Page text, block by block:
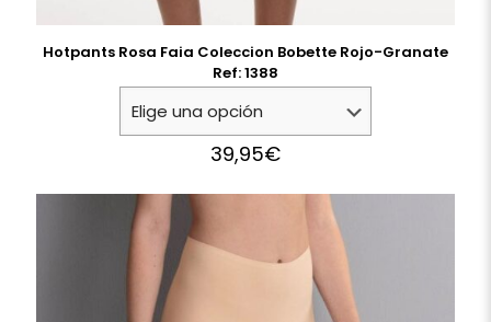
Hotpants Rosa Faia Coleccion Bobette Rojo-Granate
Ref: 1388
39,95€